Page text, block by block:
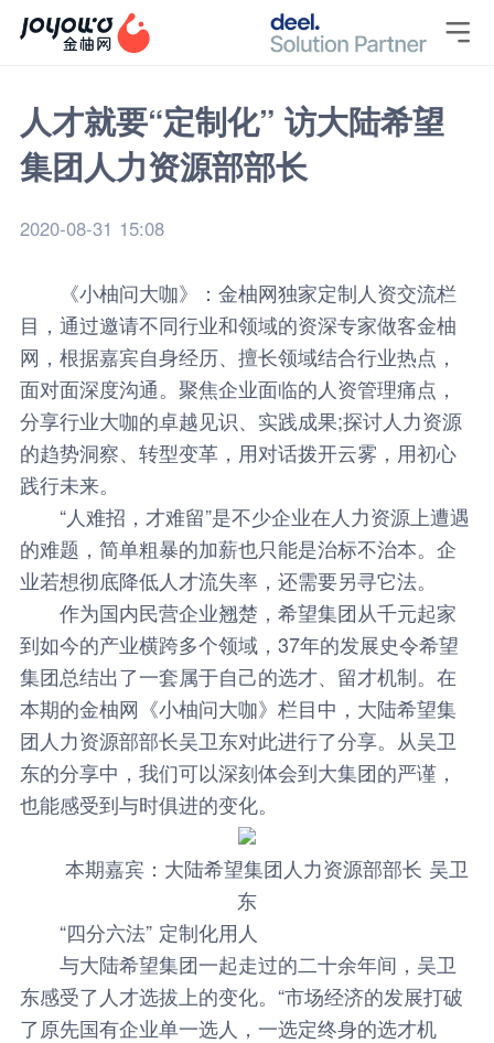

人才就要“定制化” 访大陆希望
集团人力资源部部长
2020-08-31 15:08
《小柚问大咖》：金柚网独家定制人资交流栏
目，通过邀请不同行业和领域的资深专家做客金柚
网，根据嘉宾自身经历、擅长领域结合行业热点，
面对面深度沟通。聚焦企业面临的人资管理痛点，
分享行业大咖的卓越见识、实践成果;探讨人力资源
的趋势洞察、转型变革，用对话拨开云雾，用初心
践行未来。
“人难招，才难留”是不少企业在人力资源上遭遇
的难题，简单粗暴的加薪也只能是治标不治本。企
业若想彻底降低人才流失率，还需要另寻它法。
作为国内民营企业翘楚，希望集团从千元起家
到如今的产业横跨多个领域，37年的发展史令希望
集团总结出了一套属于自己的选才、留才机制。在
本期的金柚网《小柚问大咖》栏目中，大陆希望集
团人力资源部部长吴卫东对此进行了分享。从吴卫
东的分享中，我们可以深刻体会到大集团的严谨，
也能感受到与时俱进的变化。
本期嘉宾：大陆希望集团人力资源部部长 吴卫
东
“四分六法” 定制化用人
与大陆希望集团一起走过的二十余年间，吴卫
东感受了人才选拔上的变化。“市场经济的发展打破
了原先国有企业单一选人，一选定终身的选才机